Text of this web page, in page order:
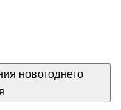
новогоднего